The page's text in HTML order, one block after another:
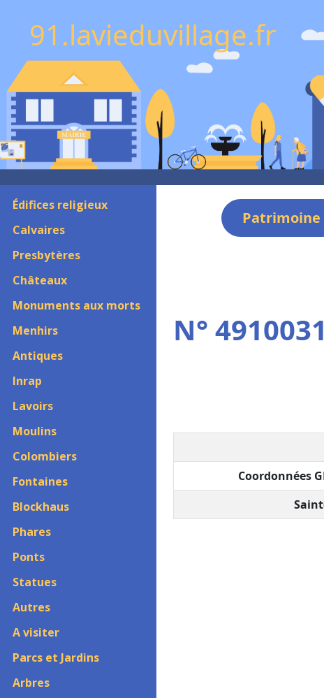
91.lavieduvillage.fr
Édifices religieux
Calvaires
Presbytères
Châteaux
Monuments aux morts
Menhirs
Antiques
Inrap
Lavoirs
Moulins
Colombiers
Fontaines
Blockhaus
Phares
Ponts
Statues
Autres
A visiter
Parcs et Jardins
Arbres
Patrimoine
N°
Coordonnées